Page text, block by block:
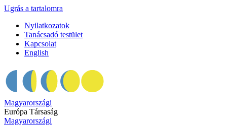
Ugrás a tartalomra
Nyilatkozatok
Tanácsadó testület
Kapcsolat
English
Magyarországi
Európa Társaság
Magyarországi